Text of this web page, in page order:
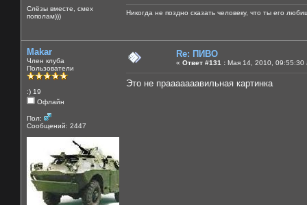
Слёзы вместе, смех
пополам)))
Никогда не поздно сказать человеку, что ты его
Makar
Член клуба
Пользователи
:) 19
Офлайн
Пол:
Сообщений: 2447
Re: ПИВО
« Ответ #131 : Мая 14, 2010, 09:55:30
Это не прааааааавильная картинка